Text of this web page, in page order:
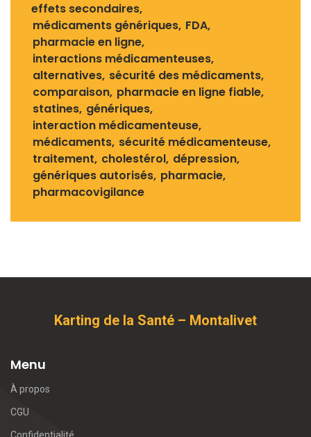
effets secondaires
médicaments génériques FDA
pharmacie en ligne
interactions médicamenteuses
alternatives sécurité des médicaments
comparaison pharmacie en ligne fiable
statines génériques
interaction médicamenteuse
médicaments sécurité médicamenteuse
traitement cholestérol dépression
génériques autorisés pharmacie
pharmacovigilance
Karting de la Santé – Montalivet
Menu
À propos
CGU